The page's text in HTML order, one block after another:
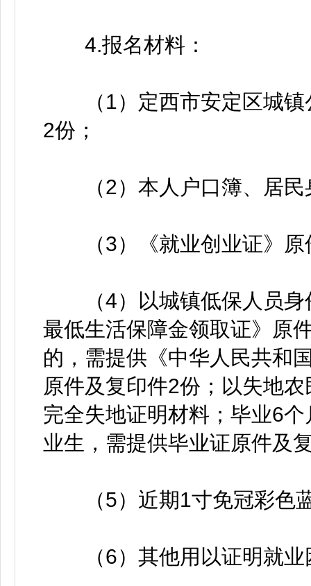
4.报名材料：
（1）定西市安定区城镇
2份；
（2）本人户口簿、居民
（3）《就业创业证》原
（4）以城镇低保人员身
最低生活保障金领取证》原
的，需提供《中华人民共和
原件及复印件2份；以失地
完全失地证明材料；毕业6
业生，需提供毕业证原件及
（5）近期1寸免冠彩色
（6）其他用以证明就业